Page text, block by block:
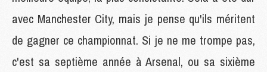
avec Manchester City, mais je pense qu'ils méritent
de gagner ce championnat. Si je ne me trompe pas,
c'est sa septième année à Arsenal, ou sa sixième